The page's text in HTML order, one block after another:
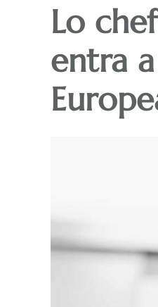
Lo
entra